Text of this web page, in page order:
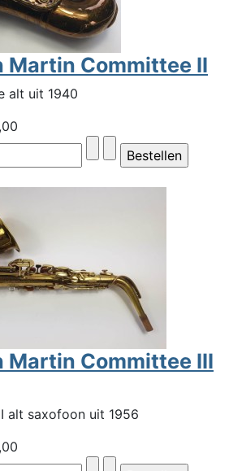
Martin Committee II
alt uit 1940
Martin Committee III
alt saxofoon uit 1956